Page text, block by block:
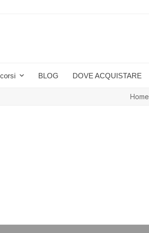
BLOG DOVE ACQUISTARE
Home